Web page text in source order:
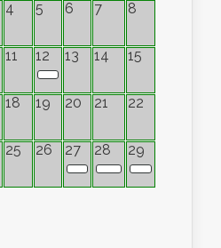
4 5 6 7 8
11 12 13 14 15
18 19 20 21 22
25 26 27 28 29